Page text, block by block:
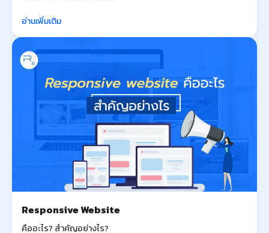
อ่านเพิ่มเติม
Responsive Website
คืออะไร? สำคัญอย่างไร?